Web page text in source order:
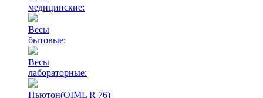
медицинские:
Весы
бытовые:
Весы
лабораторные:
Ньютон(OIML R 76)